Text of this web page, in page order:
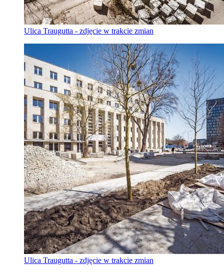
Ulica Traugutta - zdjęcie w trakcie zmian
Ulica Traugutta - zdjęcie w trakcie zmian